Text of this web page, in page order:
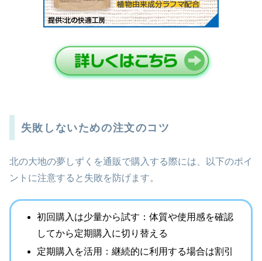
失敗しないための注文のコツ
北の大地の夢しずくを通販で購入する際には、以下のポイ
ントに注意すると失敗を防げます。
初回購入は少量から試す：体質や使用感を確認
してから定期購入に切り替える
定期購入を活用：継続的に利用する場合は割引